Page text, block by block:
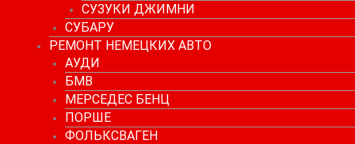
СУЗУКИ ДЖИМНИ
СУБАРУ
РЕМОНТ НЕМЕЦКИХ АВТО
АУДИ
БМВ
МЕРСЕДЕС БЕНЦ
ПОРШЕ
ФОЛЬКСВАГЕН